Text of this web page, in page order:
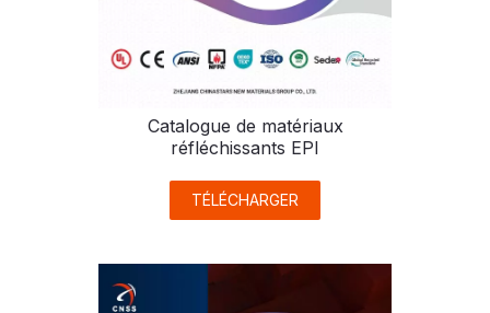
Catalogue de matériaux
réfléchissants EPI
TÉLÉCHARGER